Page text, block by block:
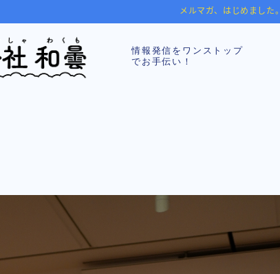
メルマガ、はじめました。
情報発信をワンストップ
でお手伝い！
SNS